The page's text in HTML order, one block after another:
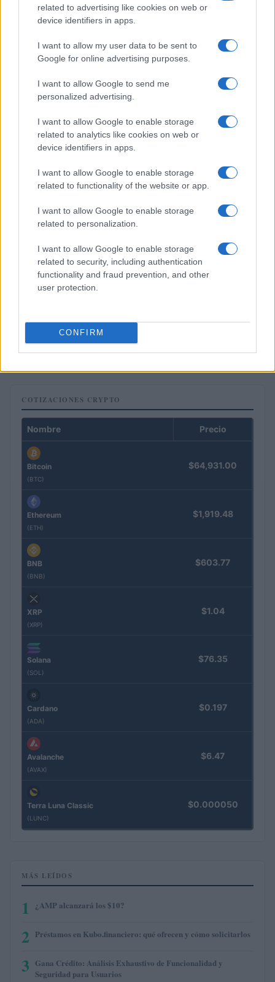
related to advertising like cookies on web or
device identifiers in apps.
I want to allow my user data to be sent to
Google for online advertising purposes.
I want to allow Google to send me
personalized advertising.
I want to allow Google to enable storage
related to analytics like cookies on web or
device identifiers in apps.
I want to allow Google to enable storage
related to functionality of the website or app.
I want to allow Google to enable storage
related to personalization.
I want to allow Google to enable storage
related to security, including authentication
functionality and fraud prevention, and other
user protection.
CONFIRM
Lionel Messi
Lucía Herrera · 9 Ago 2026
Cómo planificar tus impuestos cripto: trading, staking y más
COTIZACIONES CRYPTO
Nombre Precio
Bitcoin
(BTC)
$64,931.00
Ethereum
(ETH)
$1,919.48
BNB
(BNB)
$603.77
XRP
(XRP)
$1.04
Solana
(SOL)
$76.35
Cardano
(ADA)
$0.197
Avalanche
(AVAX)
$6.47
Terra Luna Classic
(LUNC)
$0.000050
MÁS LEÍDOS
1 ¿AMP alcanzará los $10?
2 Préstamos en Kubo.financiero: qué ofrecen y cómo solicitarlos
3 Gana Crédito: Análisis Exhaustivo de Funcionalidad y
Seguridad para Usuarios